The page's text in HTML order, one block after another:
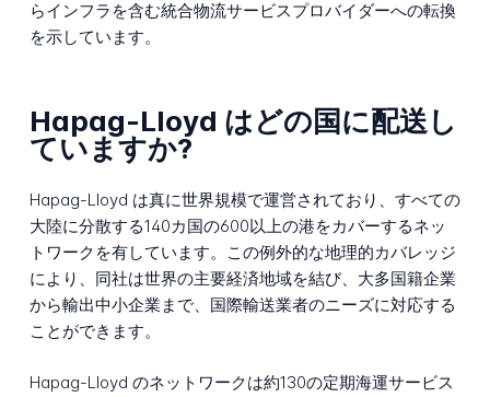
らインフラを含む統合物流サービスプロバイダーへの転換
を示しています。
Hapag-Lloyd はどの国に配送し
ていますか?
Hapag-Lloyd は真に世界規模で運営されており、すべての
大陸に分散する140カ国の600以上の港をカバーするネッ
トワークを有しています。この例外的な地理的カバレッジ
により、同社は世界の主要経済地域を結び、大多国籍企業
から輸出中小企業まで、国際輸送業者のニーズに対応する
ことができます。
Hapag-Lloyd のネットワークは約130の定期海運サービス